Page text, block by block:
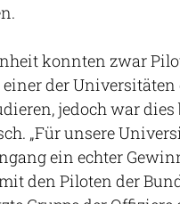
konnten zwar
der Universitäten
jedoch war dies
„Für unsere
ein echter
den Piloten der